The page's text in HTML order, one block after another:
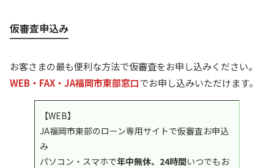
仮審査申込み
お客さまの最も便利な方法で仮審査をお申し込みください。
WEB・FAX・JA福岡市東部窓口でお申し込みいただけます。
【WEB】
JA福岡市東部のローン専用サイトで仮審査お申込
み
パソコン・スマホで年中無休、24時間いつでもお